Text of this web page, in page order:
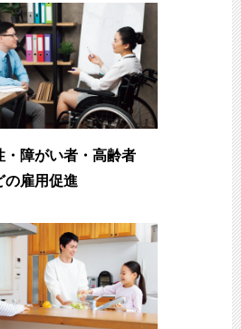
・障がい者・高齢者
の雇用促進